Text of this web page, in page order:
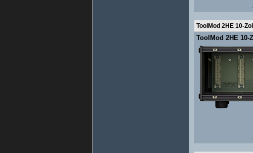
ToolMod 2HE 10-
ToolMod 2HE